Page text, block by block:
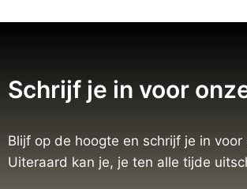
Schrijf je in voor
Blijf op de hoogte en schrijf je in
Uiteraard kan je, je ten alle tijde